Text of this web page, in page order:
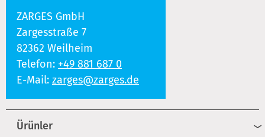
ZARGES GmbH
Zargesstraße 7
82362 Weilheim
Telefon: +49 881 687 0
E-Mail: zarges@zarges.de
Ürünler